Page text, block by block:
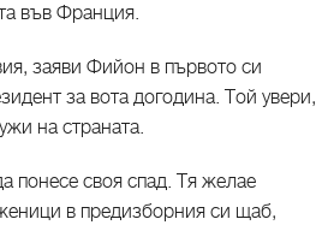
във Франция.
заяви Фийон в първото си
за вота догодина. Той увери,
на страната.
своя спад. Тя желае
в предизборния си щаб,